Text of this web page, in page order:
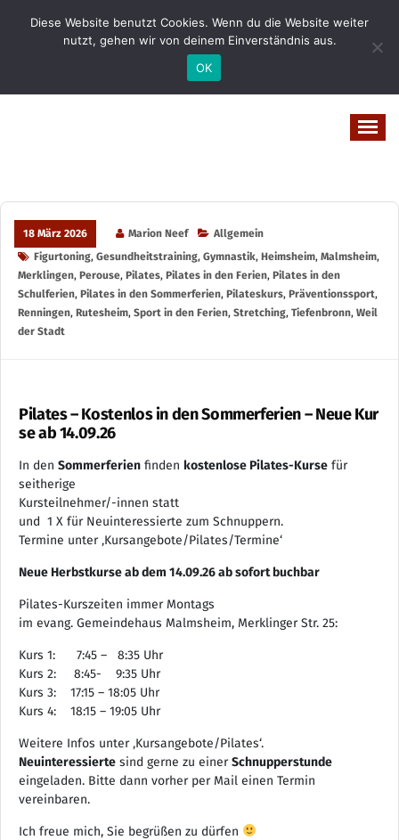
Inhalt
18 März 2026 Marion Neef
Allgemein
Figurtoning, Gesundheitstraining, Gymnastik, Heimsheim, Malmsheim,
Merklingen, Perouse, Pilates, Pilates in den Ferien, Pilates in den
Schulferien, Pilates in den Sommerferien, Pilateskurs, Präventionssport,
Renningen, Rutesheim, Sport in den Ferien, Stretching, Tiefenbronn, Weil
der Stadt
Pilates – Kostenlos in den Sommerferien – Neue Kur
se ab 14.09.26
In den Sommerferien finden kostenlose Pilates-Kurse für
seitherige
Kursteilnehmer/-innen statt
und 1 X für Neuinteressierte zum Schnuppern.
Termine unter ‚Kursangebote/Pilates/Termine‘
Neue Herbstkurse ab dem 14.09.26 ab sofort buchbar
Pilates-Kurszeiten immer Montags
im evang. Gemeindehaus Malmsheim, Merklinger Str. 25:
Kurs 1: 7:45 – 8:35 Uhr
Kurs 2: 8:45- 9:35 Uhr
Kurs 3: 17:15 – 18:05 Uhr
Kurs 4: 18:15 – 19:05 Uhr
Weitere Infos unter ‚Kursangebote/Pilates‘.
Neuinteressierte sind gerne zu einerSchnupperstunde
eingeladen. Bitte dann vorher per Mail einen Termin
vereinbaren.
Ich freue mich, Sie begrüßen zu dürfen
Diese Website benutzt Cookies. Wenn du die Website weiter
nutzt, gehen wir von deinem Einverständnis aus.
OK